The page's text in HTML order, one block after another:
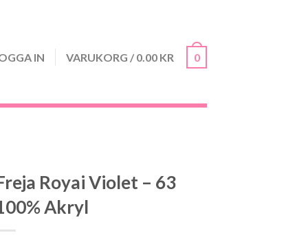
IN VARUKORG / 0.00 KR 0
Royai Violet – 63
Akryl